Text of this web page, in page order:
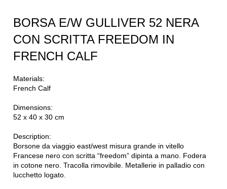
BORSA E/W GULLIVER 52 NERA
CON SCRITTA FREEDOM IN
FRENCH CALF
Materials:
French Calf
Dimensions:
52 x 40 x 30 cm
Description:
Borsone da viaggio east/west misura grande in vitello
Francese nero con scritta “freedom” dipinta a mano. Fodera
in cotone nero. Tracolla rimovibile. Metallerie in palladio con
lucchetto logato.